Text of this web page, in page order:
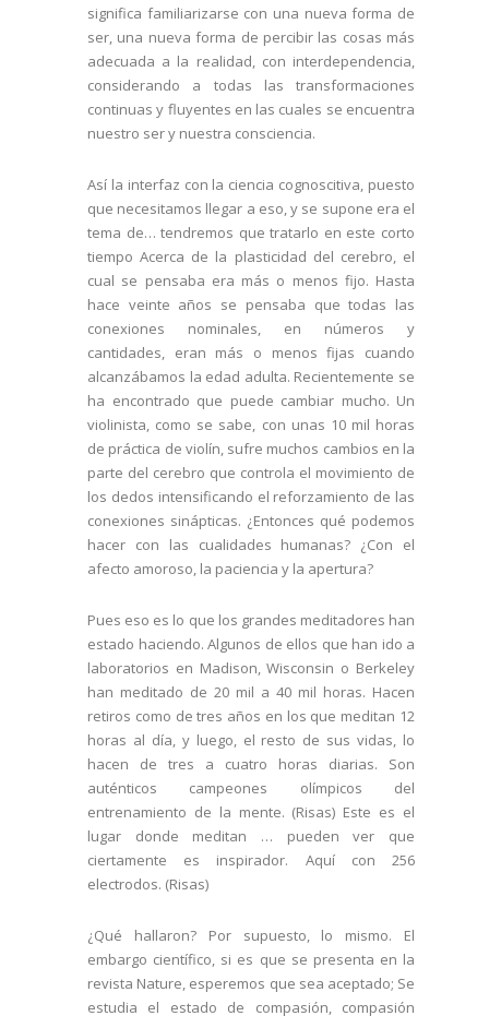
significa familiarizarse con una nueva forma de
ser, una nueva forma de percibir las cosas más
adecuada a la realidad, con interdependencia,
considerando a todas las transformaciones
continuas y fluyentes en las cuales se encuentra
nuestro ser y nuestra consciencia.
Así la interfaz con la ciencia cognoscitiva, puesto
que necesitamos llegar a eso, y se supone era el
tema de… tendremos que tratarlo en este corto
tiempo Acerca de la plasticidad del cerebro, el
cual se pensaba era más o menos fijo. Hasta
hace veinte años se pensaba que todas las
conexiones nominales, en números y
cantidades, eran más o menos fijas cuando
alcanzábamos la edad adulta. Recientemente se
ha encontrado que puede cambiar mucho. Un
violinista, como se sabe, con unas 10 mil horas
de práctica de violín, sufre muchos cambios en la
parte del cerebro que controla el movimiento de
los dedos intensificando el reforzamiento de las
conexiones sinápticas. ¿Entonces qué podemos
hacer con las cualidades humanas? ¿Con el
afecto amoroso, la paciencia y la apertura?
Pues eso es lo que los grandes meditadores han
estado haciendo. Algunos de ellos que han ido a
laboratorios en Madison, Wisconsin o Berkeley
han meditado de 20 mil a 40 mil horas. Hacen
retiros como de tres años en los que meditan 12
horas al día, y luego, el resto de sus vidas, lo
hacen de tres a cuatro horas diarias. Son
auténticos campeones olímpicos del
entrenamiento de la mente. (Risas) Este es el
lugar donde meditan … pueden ver que
ciertamente es inspirador. Aquí con 256
electrodos. (Risas)
¿Qué hallaron? Por supuesto, lo mismo. El
embargo científico, si es que se presenta en la
revista Nature, esperemos que sea aceptado; Se
estudia el estado de compasión, compasión